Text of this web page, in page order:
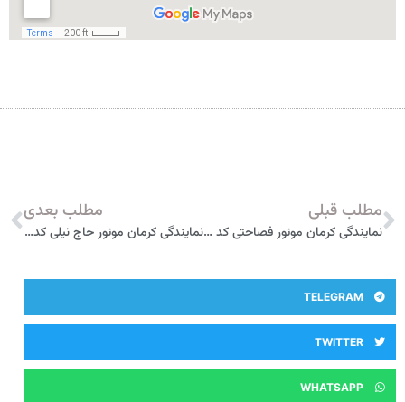
مطلب قبلی
نمایندگی کرمان موتور فصاحتی کد 1201 اردبیل
مطلب بعدی
نمایندگی کرمان موتور حاج نیلی کد 1301 اصفهان
TELEGRAM
TWITTER
WHATSAPP